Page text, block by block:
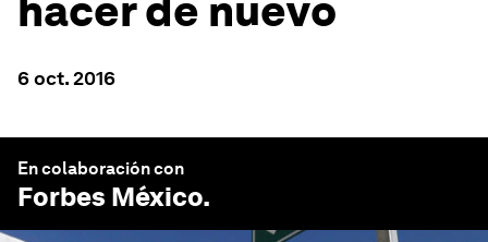
hacer de nuevo
6 oct. 2016
En colaboración con
Forbes México.